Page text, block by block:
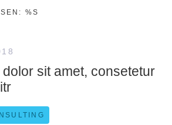
%S
sit amet, consetetur